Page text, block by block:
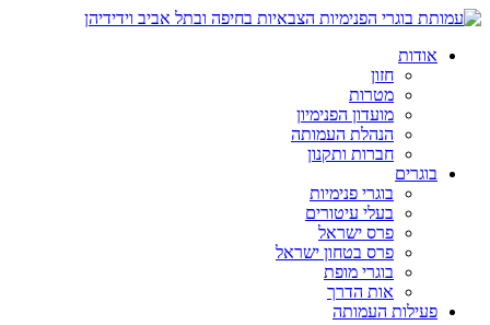
אודות
חזון
מטרות
מועדון הפנימיון
הנהלת העמותה
חברות ותקנון
בוגרים
בוגרי פנימיות
בעלי עיטורים
פרס ישראל
פרס בטחון ישראל
בוגרי מופת
אות הדרך
פעילות העמותה